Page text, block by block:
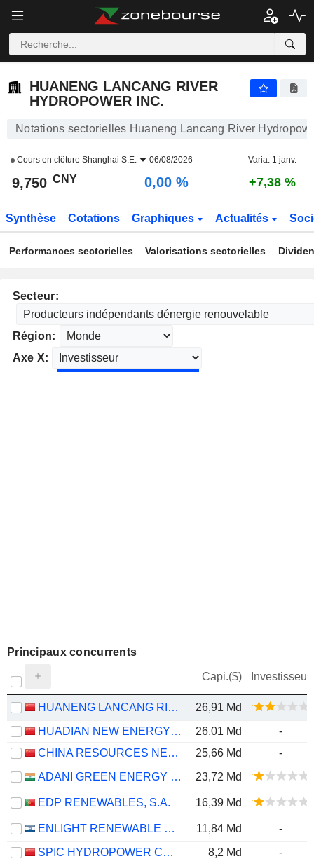
0,00 %
HUANENG LANCANG RIVER
HYDROPOWER INC.
Notations sectorielles Huaneng Lancang River
Cours en clôture Shanghai S.E. 06/08/2026 Varia. 1 janv.
9,750 CNY 0,00 % +7,38 %
Synthèse Cotations Graphiques Actualités
Performances sectorielles Valorisations sectorielles
Secteur:
Région:
Axe X:
Principaux concurrents
Capi.($) Investisseur
HUANENG LANCANG RIVER HYDROPOWER INC.
26,91 Md
HUADIAN NEW ENERGY GROUP CORPORATION LIMITED
26,01 Md
-
CHINA RESOURCES NEW ENERGY HOLDINGS COMPANY LIMITED
25,66 Md
-
ADANI GREEN ENERGY LIMITED
23,72 Md
EDP RENEWABLES, S.A. 16,39 Md
ENLIGHT RENEWABLE ENERGY LTD 11,84 Md
-
SPIC HYDROPOWER CO., LTD.
8,2 Md
-